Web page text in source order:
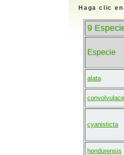
Haga clic
9
Especie
alata
cyanisticta
hondurensis